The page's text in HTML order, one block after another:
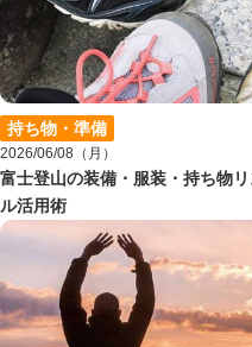
持ち物・準備
2026/06/08（月）
富士登山の装備・服装・持ち物
ル活用術